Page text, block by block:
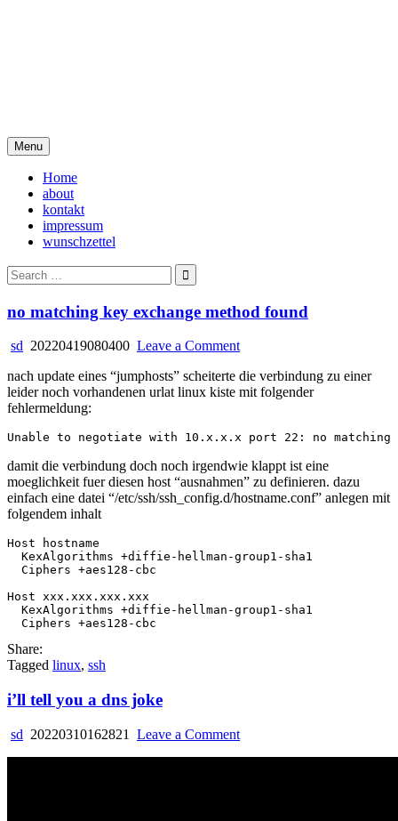
Menu
Home
about
kontakt
impressum
wunschzettel
Search
for:
no matching key exchange method found
sd 20220419080400 Leave a Commenton
matching
key
found
nach update eines “jumphosts” scheiterte die verbindung zu einer
leider noch vorhandenen urlat linux kiste mit folgender
fehlermeldung:
damit die verbindung doch noch irgendwie klappt ist eine
moeglichkeit fuer diesen host “ausnahmen” zu definieren. dazu
einfach eine datei “/etc/ssh/ssh_config.d/hostname.conf” anlegen mit
folgendem inhalt
Host hostname
  KexAlgorithms +diffie-hellman-group1-sha1
  Ciphers +aes128-cbc
Host xxx.xxx.xxx.xxx
  KexAlgorithms +diffie-hellman-group1-sha1
Share:
Tagged linux, ssh
i’ll tell you a dns joke
sd 20220310162821 Leave a Commenton